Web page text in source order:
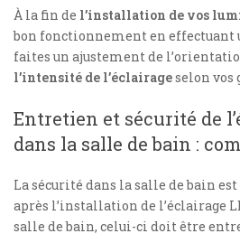
À la fin de l’installation de vos
bon fonctionnement en effectuant
faites un ajustement de
l’intensité de l’éclairageselon vos
Entretien et sécurité de
dans la salle de bain :
La sécurité dans la salle de bain est
après l’installation de l’éclairage
salle de bain, celui-ci doit être